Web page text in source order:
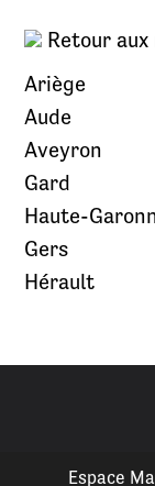
Retour
Ariège
Aude
Aveyron
Gard
Haute-
Gers
Hérault
Espace